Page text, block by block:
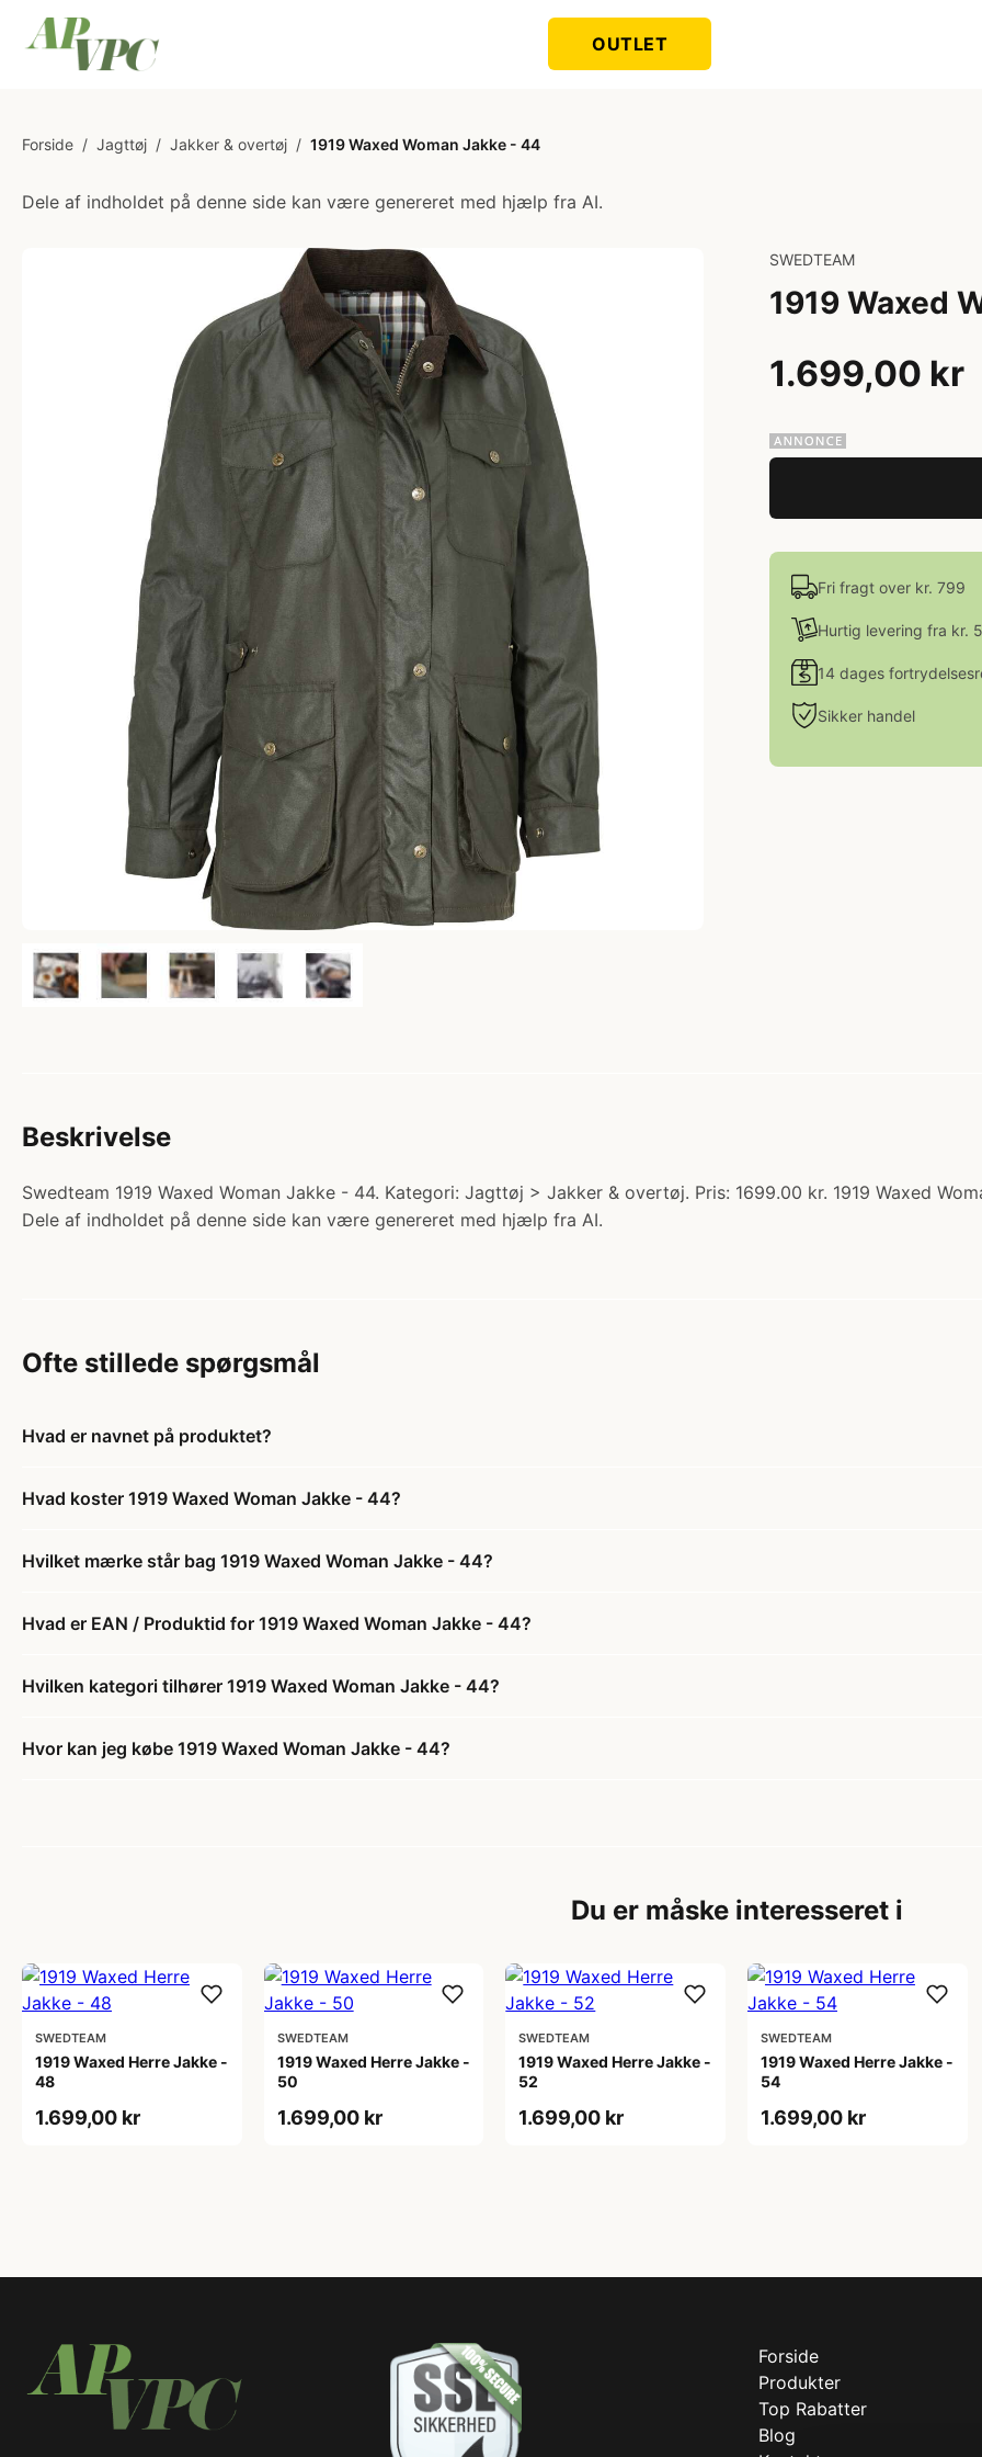
OUTLET
Forside / Jagttøj / Jakker & overtøj / 1919 Waxed Woman Jakke - 44
Dele af indholdet på denne side kan være genereret med hjælp fra AI.
SWEDTEAM
1919 Waxed
1.699,00 kr
Fri fragt over kr. 799
Hurtig levering fra kr.
14 dages
Sikker handel
Beskrivelse
Swedteam 1919 Waxed Woman Jakke - 44. Kategori: Jagttøj > Jakker & overtøj. Pris: 1699.00 kr. 1919 Waxed
Dele af indholdet på denne side kan være genereret med hjælp fra AI.
Ofte stillede spørgsmål
Hvad er navnet på produktet?
Hvad koster 1919 Waxed Woman Jakke - 44?
Hvilket mærke står bag 1919 Waxed Woman Jakke - 44?
Hvad er EAN / Produktid for 1919 Waxed Woman Jakke - 44?
Hvilken kategori tilhører 1919 Waxed Woman Jakke - 44?
Hvor kan jeg købe 1919 Waxed Woman Jakke - 44?
Du er måske interesseret i
SWEDTEAM
1919 Waxed Herre Jakke -
48
1.699,00 kr
SWEDTEAM
1919 Waxed Herre Jakke -
50
1.699,00 kr
SWEDTEAM
1919 Waxed Herre Jakke -
52
1.699,00 kr
SWEDTEAM
1919 Waxed Herre Jakke -
54
1.699,00 kr
Forside
Produkter
Top Rabatter
Blog